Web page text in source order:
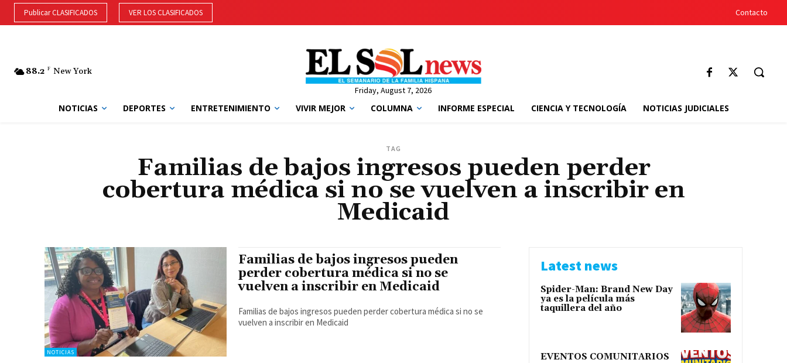
Publicar CLASIFICADOS VER LOS CLASIFICADOS Contacto
88.2 F New York
Friday, August 7, 2026
NOTICIAS DEPORTES ENTRETENIMIENTO VIVIR MEJOR COLUMNA INFORME ESPECIAL CIENCIA Y TECNOLOGÍA NOTICIAS JUDICIALES
TAG
Familias de bajos ingresos pueden perder
cobertura médica si no se vuelven a inscribir en
Medicaid
NOTICIAS
Familias de bajos ingresos pueden
perder cobertura médica si no se
vuelven a inscribir en Medicaid
Familias de bajos ingresos pueden perder cobertura médica si no se
vuelven a inscribir en Medicaid
Latest news
Spider-Man: Brand New Day
ya es la película más
taquillera del año
EVENTOS COMUNITARIOS